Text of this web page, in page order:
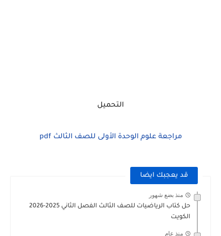
التحميل
مراجعة علوم الوحدة الأولى للصف الثالث pdf
قد يعجبك ايضا
منذ بضع شهور
حل كتاب الرياضيات للصف الثالث الفصل الثاني 2025-2026
الكويت
منذ عام